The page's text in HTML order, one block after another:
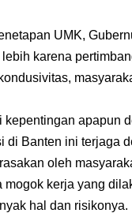
UMK,
karena
kepentingan apapun
di Banten ini terjaga
oleh
mogok kerja yang
hal dan risikonya.